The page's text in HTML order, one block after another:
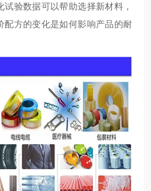
验数据可以帮助选择新材料，
配方的变化是如何影响产品的耐